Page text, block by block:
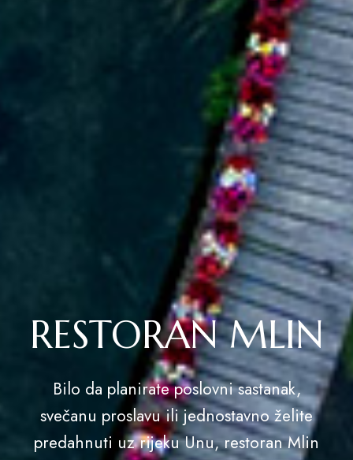
RESTORAN MLIN
Bilo da planirate poslovni sastanak,
svečanu proslavu ili jednostavno želite
predahnuti uz rijeku Unu, restoran Mlin